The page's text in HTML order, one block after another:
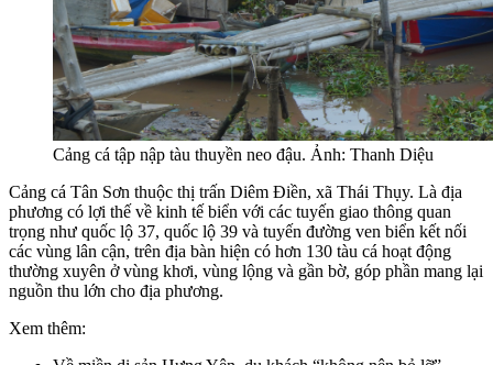
Cảng cá tập nập tàu thuyền neo đậu. Ảnh: Thanh Diệu
Cảng cá Tân Sơn thuộc thị trấn Diêm Điền, xã Thái Thụy. Là địa
phương có lợi thế về kinh tế biển với các tuyến giao thông quan
trọng như quốc lộ 37, quốc lộ 39 và tuyến đường ven biển kết nối
các vùng lân cận, trên địa bàn hiện có hơn 130 tàu cá hoạt động
thường xuyên ở vùng khơi, vùng lộng và gần bờ, góp phần mang lại
nguồn thu lớn cho địa phương.
Xem thêm: